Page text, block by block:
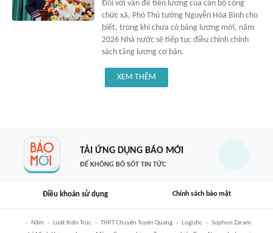
Đối với vấn đề tiền lương của cán bộ công
chức xã, Phó Thủ tướng Nguyễn Hòa Bình cho
biết, trong khi chưa có bảng lương mới, năm
2026 Nhà nước sẽ tiếp tục điều chỉnh chính
sách tăng lương cơ bản.
XEM THÊM
TẢI ỨNG DỤNG BÁO MỚI
ĐỂ KHÔNG BỎ SÓT TIN TỨC
Điều khoản sử dụng Chính sách bảo mật
Năm Luật Kiến Trúc THPT Chuyên Tuyên Quang Logistic
Sophon Zaram